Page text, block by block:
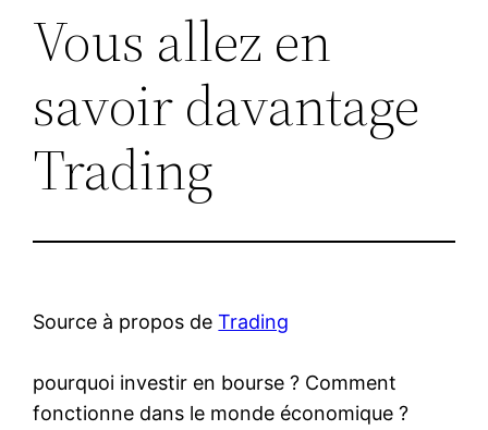
Vous allez en
savoir davantage
Trading
Source à propos deTrading
pourquoi investir en bourse ? Comment
fonctionne dans le monde économique ?